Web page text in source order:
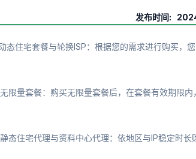
发布时间:
态住宅套餐与轮换ISP：根据您的需求进行购买，
限量套餐：购买无限量套餐后，在套餐有效期限内
态住宅代理与资料中心代理：依地区与IP稳定时